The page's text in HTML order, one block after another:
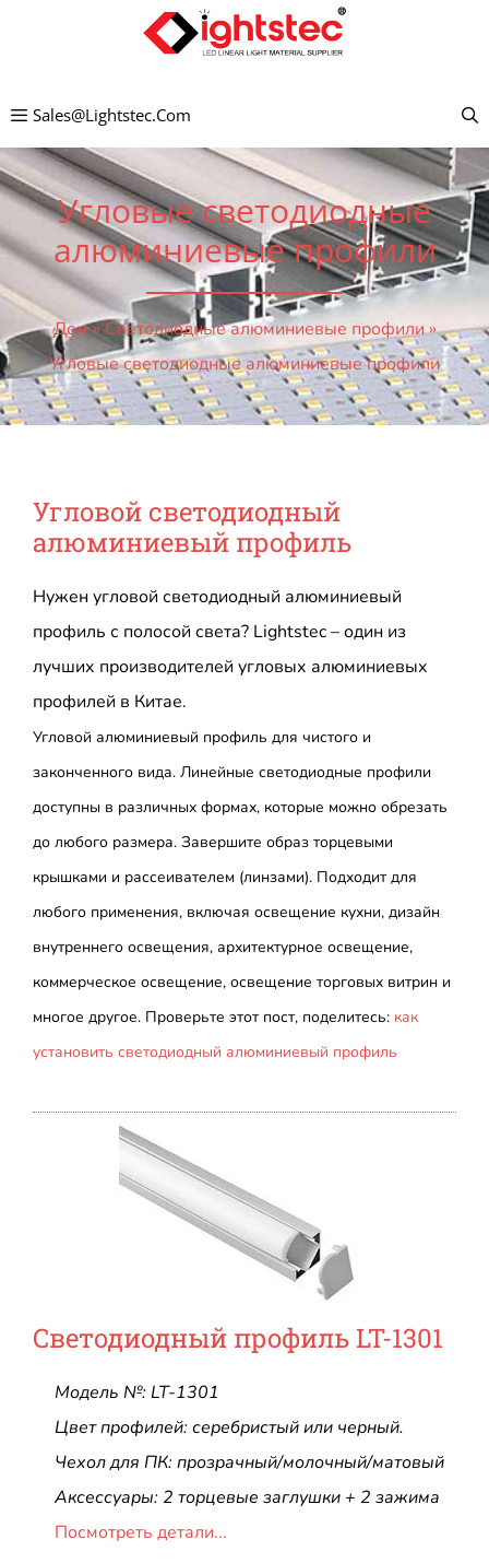
Sales@lightstec.com
Угловые светодиодные
алюминиевые профили
Дом»Светодиодные алюминиевые профили»
Угловые светодиодные алюминиевые профили
Угловой светодиодный
алюминиевый профиль
Нужен угловой светодиодный алюминиевый
профиль с полосой света? Lightstec – один из
лучших производителей угловых алюминиевых
профилей в Китае.
Угловой алюминиевый профиль для чистого и
законченного вида. Линейные светодиодные профили
доступны в различных формах, которые можно обрезать
до любого размера. Завершите образ торцевыми
крышками и рассеивателем (линзами). Подходит для
любого применения, включая освещение кухни, дизайн
внутреннего освещения, архитектурное освещение,
коммерческое освещение, освещение торговых витрин и
многое другое. Проверьте этот пост, поделитесь: как
установить светодиодный алюминиевый профиль
Светодиодный профиль LT-1301
Модель №: LT-1301
Цвет профилей: серебристый или черный.
Чехол для ПК: прозрачный/молочный/матовый
Аксессуары: 2 торцевые заглушки + 2 зажима
Посмотреть детали...